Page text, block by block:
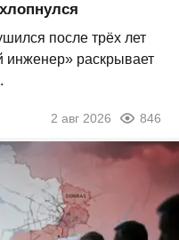
после трёх лет
инженер» раскрывает
2 авг 2026 846